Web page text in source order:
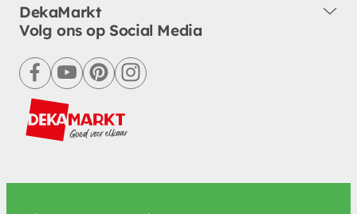
DekaMarkt
Volg ons op Social Media
facebookyoutubepinterestinstagram